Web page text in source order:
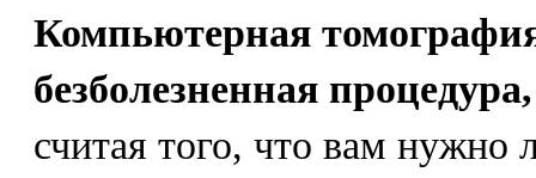
Компьютерная
безболезненная процедура,
считая того, что вам нужно